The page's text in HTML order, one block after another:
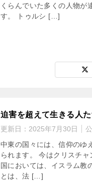
くらんでいた多くの人物が
す。 トゥルシ […]
迫害を超えて生きる人た
更新日： 2025年7月30日
中東の国々には、信仰のゆ
られます。 今はクリスチ
国においては、イスラム教
とは、法 […]